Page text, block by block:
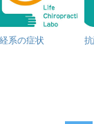
系の症状